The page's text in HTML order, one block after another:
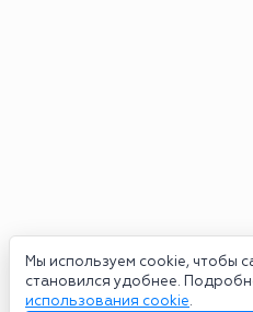
Мы используем cookie, чтобы
становился удобнее.
использования cookie.